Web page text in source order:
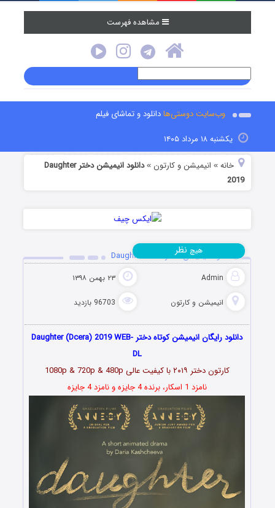
مشاهده فهرست
وب‌سایت دوستی‌هادانلود و تماشای فیلم
یکشنبه ۱۸ مرداد ۱۴۰۵
خانه » انیمیشن و کارتون »
دانلود انیمیشن دختر Daughter
2019
دانلود انیمیشن دختر Daughter 2019
Admin ۲۳ بهمن ۱۳۹۸
انیمیشن و کارتون 96703 بازدید
هیچ نظر
دانلود رایگان انیمیشن کوتاه دختر Daughter (Dcera) 2019 WEB-
DL
کارتون دختر ۲۰۱۹ با کیفیت عالی 1080p & 720p & 480p
نامزد 1 اسکار، برنده 4 جایزه و نامزد 4 جایزه